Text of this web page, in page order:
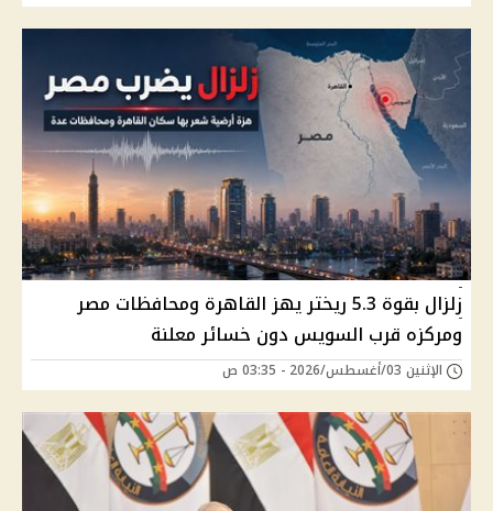
زلزال بقوة 5.3 ريختر يهز القاهرة ومحافظات مصر
ومركزه قرب السويس دون خسائر معلنة
الإثنين 03/أغسطس/2026 - 03:35 ص